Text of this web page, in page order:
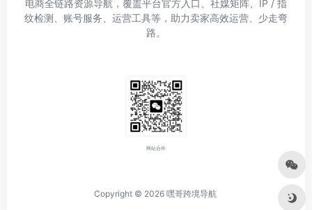
电商全链路资源导航，覆盖平台官方入口、社媒矩阵、IP / 指
纹检测、账号服务、运营工具等，助力卖家高效运营、少走弯
路。
网站合作
Copyright © 2026 嘿哥跨境导航